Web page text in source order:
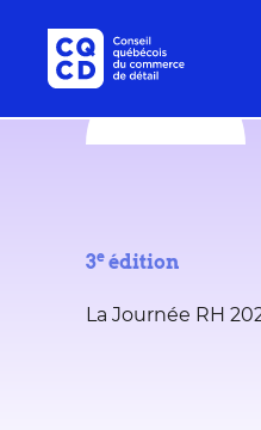
3e édition
La Journée RH